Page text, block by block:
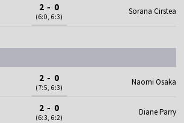
2 - 0
(6:0, 6:3)
Sorana Cirstea
2 - 0
(7:5, 6:3)
Naomi Osaka
2 - 0
(6:3, 6:2)
Diane Parry